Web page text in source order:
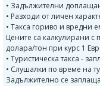
• Задължителни
• Разходи от личен
• Такса гориво и вредни
Цените са калкулирани
долара/тон при курс 1
• Туристическа такса -
• Слушалки по време на
Задължително се